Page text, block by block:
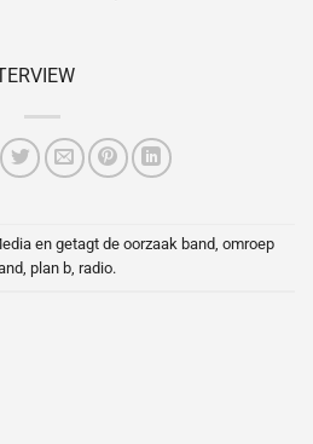
en getagt de oorzaak band omroep
plan b, radio.